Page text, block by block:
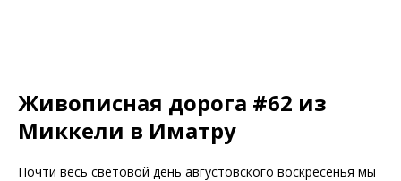
Живописная дорога #62 из
Миккели в Иматру
Почти весь световой день августовского воскресенья мы